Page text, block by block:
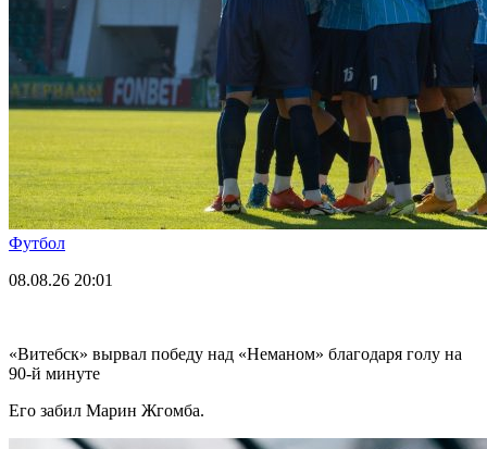
Футбол
08.08.26 20:01
«Витебск» вырвал победу над «Неманом» благодаря голу на
90-й минуте
Его забил Марин Жгомба.